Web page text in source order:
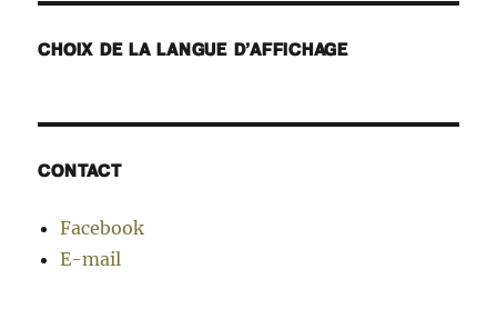
CHOIX DE LA LANGUE D’AFFICHAGE
CONTACT
Facebook
E-mail